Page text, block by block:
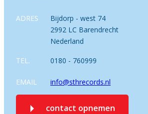
ADRES
Bijdorp - west 74
2992 LC Barendrecht
Nederland
TEL. 0180 - 760999
EMAIL info@sthrecords.nl
contact opnemen